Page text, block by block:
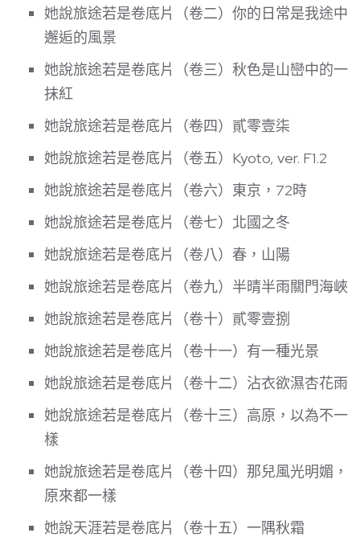
她說旅途若是卷底片（卷二）你的日常是我途中
邂逅的風景
她說旅途若是卷底片（卷三）秋色是山巒中的一
抹紅
她說旅途若是卷底片（卷四）貳零壹柒
她說旅途若是卷底片（卷五）Kyoto, ver. F1.2
她說旅途若是卷底片（卷六）東京，72時
她說旅途若是卷底片（卷七）北國之冬
她說旅途若是卷底片（卷八）春，山陽
她說旅途若是卷底片（卷九）半晴半雨關門海峽
她說旅途若是卷底片（卷十）貳零壹捌
她說旅途若是卷底片（卷十一）有一種光景
她說旅途若是卷底片（卷十二）沾衣欲濕杏花雨
她說旅途若是卷底片（卷十三）高原，以為不一
樣
她說旅途若是卷底片（卷十四）那兒風光明媚，
原來都一樣
她說天涯若是卷底片（卷十五）一隅秋霜